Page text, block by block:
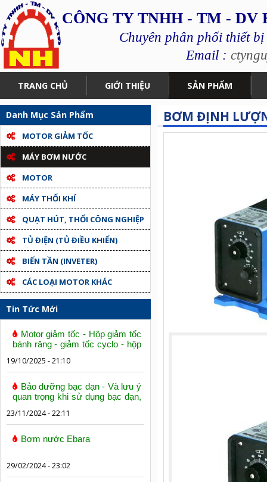
CÔNG TY TNHH - TM -
Chuyên phân phối thiết
Email :
TRANG CHỦ GIỚI THIỆU SẢN PHẨM
Danh Mục Sản Phẩm
MOTOR GIẢM TỐC
MÁY BƠM NƯỚC
MOTOR
MÁY THỔI KHÍ
QUẠT HÚT, THỔI CÔNG NGHIỆP
TỦ ĐIỆN (TỦ ĐIỀU KHIỂN)
BIẾN TẦN (INVETER)
CÁC LOẠI MOTOR KHÁC
Tin Tức Mới
Motor giảm tốc - Hộp giảm tốc
bánh răng - giảm tốc cyclo - hộp
19/10/2025 - 21:10
Bảo dưỡng bạc đạn - Và lưu ý
quan trọng khi sử dụng bạc đạn,
23/11/2024 - 22:11
Bơm nước Ebara
29/02/2024 - 23:02
BƠM ĐỊNH